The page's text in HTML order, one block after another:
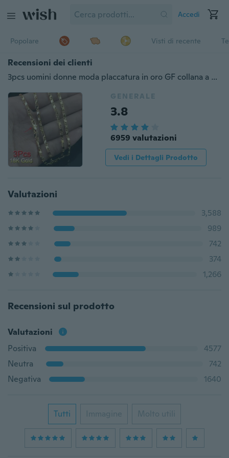
Accedi
Popolare Visti di recente
Recensioni dei clienti
3pcs uomini donne moda placcatura in oro GF collana a catena da sposa intrecciata 18-30 pollici
GENERALE
3.8
6959 valutazioni
Vedi i Dettagli Prodotto
Valutazioni
3,588
989
742
374
1,266
Recensioni sul prodotto
Valutazioni
Positiva
4577
Neutra
742
Negativa
1640
Tutti Immagine Molto utili